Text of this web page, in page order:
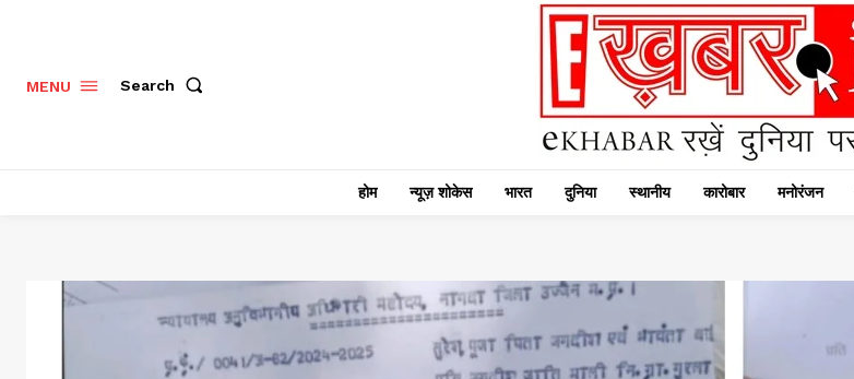
MENU Search
होम न्यूज़ शोकेस भारत दुनिया स्थानीय कारोबार मनोरंजन